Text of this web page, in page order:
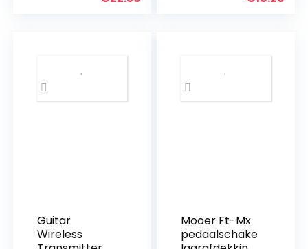
Guitar
Wireless
Mooer Ft-Mx
pedaalschake